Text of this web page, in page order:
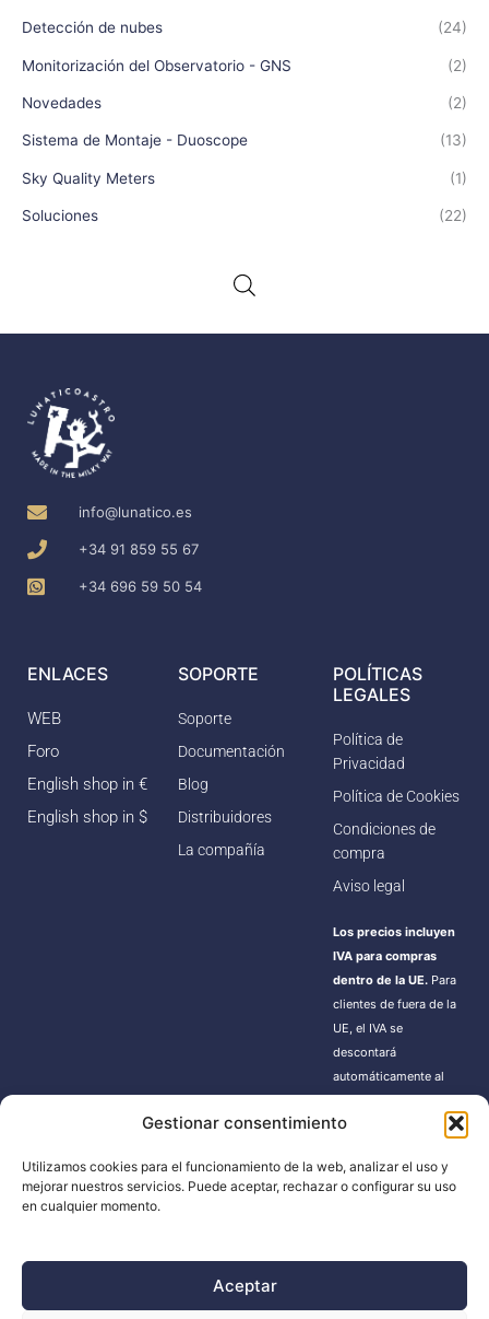
Gestionar consentimiento
Utilizamos cookies para el funcionamiento de la web, analizar el uso y
mejorar nuestros servicios. Puede aceptar, rechazar o configurar su uso
en cualquier momento.
Aceptar
Detección de nubes (24)
Monitorización del Observatorio - GNS (2)
Novedades (2)
Sistema de Montaje - Duoscope (13)
Sky Quality Meters (1)
Soluciones (22)
info@lunatico.es
+34 91 859 55 67
+34 696 59 50 54
ENLACES
WEB
Foro
English shop in €
English shop in $
SOPORTE
Soporte
Documentación
Blog
Distribuidores
La compañía
POLÍTICAS
LEGALES
Política de
Privacidad
Política de Cookies
Condiciones de
compra
Aviso legal
Los precios incluyen
IVA para compras
dentro de la UE. Para
clientes de fuera de la
UE, el IVA se
descontará
automáticamente al
Estos pedidos pueden
de importación según
la normativa de cada